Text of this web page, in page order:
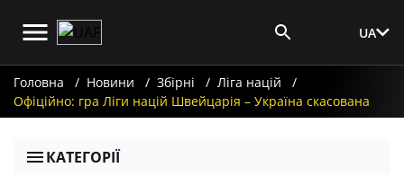
UA
Головна Новини Збірні
Ліга націй
Офіційно: гра Ліги націй Швейцарія – Україна скасована
КАТЕГОРІЇ